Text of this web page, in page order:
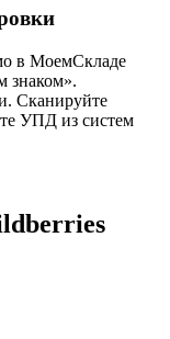
в МоемСкладе
знаком».
Сканируйте
УПД из систем